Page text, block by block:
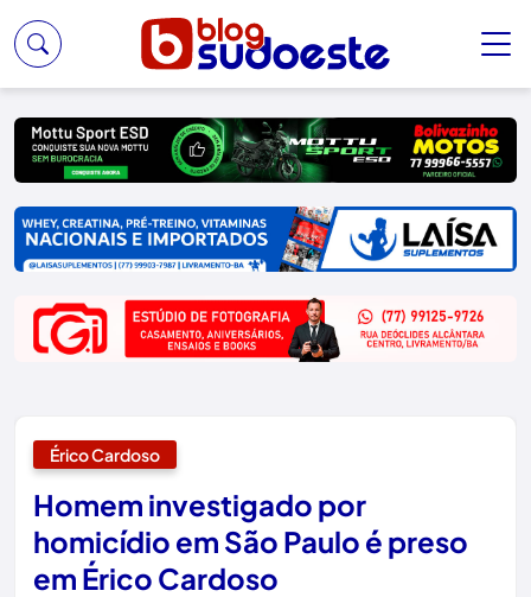
Érico Cardoso
Homem investigado por
homicídio em São Paulo é preso
em Érico Cardoso